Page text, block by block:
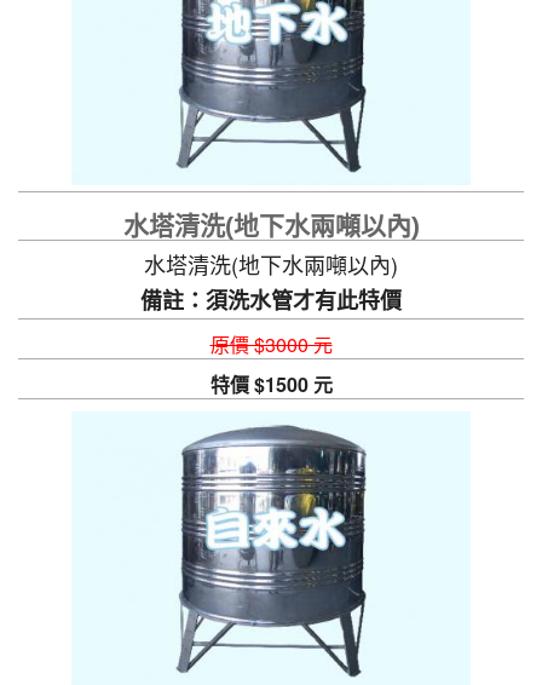
水塔清洗(地下水兩噸以內)
水塔清洗(地下水兩噸以內)
備註：須洗水管才有此特價
原價 $3000 元
特價 $1500 元